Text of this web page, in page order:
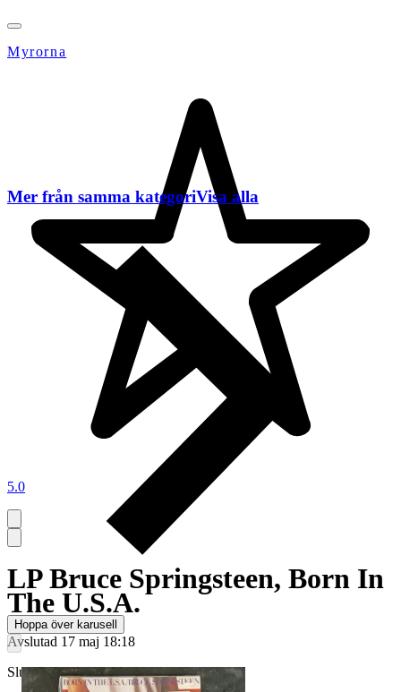
Myrorna
5.0
LP Bruce Springsteen, Born In
The U.S.A.
Avslutad 17 maj 18:18
Slutpris
Mer från samma kategoriVisa alla
Hoppa över karusell